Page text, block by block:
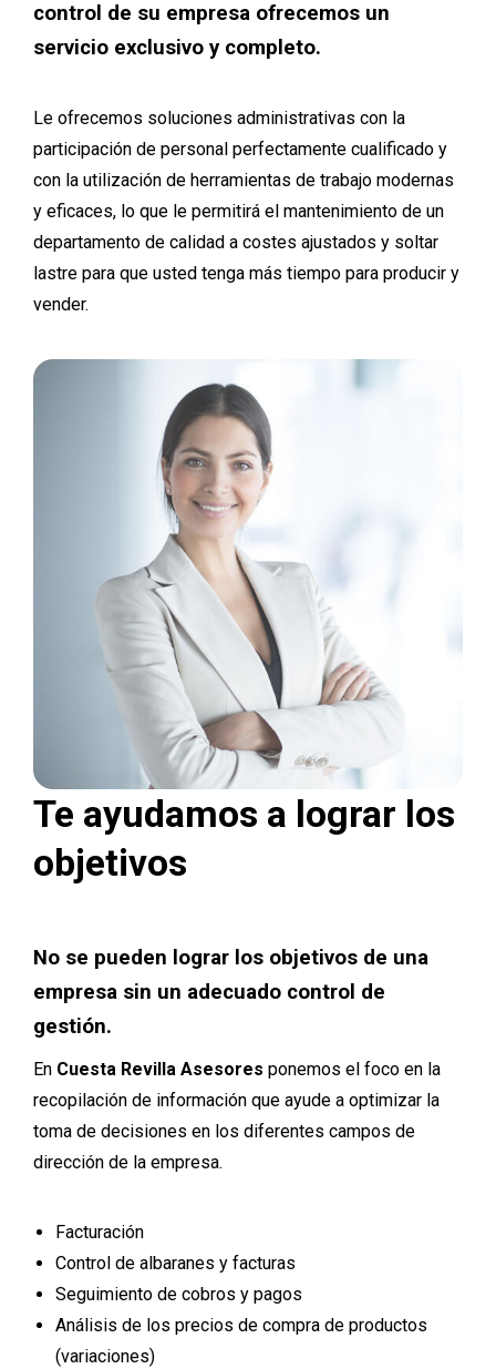
control de su empresa ofrecemos un
servicio exclusivo y completo.
Le ofrecemos soluciones administrativas con la
participación de personal perfectamente cualificado y
con la utilización de herramientas de trabajo modernas
y eficaces, lo que le permitirá el mantenimiento de un
departamento de calidad a costes ajustados y soltar
lastre para que usted tenga más tiempo para producir y
vender.
Te ayudamos a lograr los
objetivos
No se pueden lograr los objetivos de una
empresa sin un adecuado control de
gestión.
En Cuesta Revilla Asesores ponemos el foco en la
recopilación de información que ayude a optimizar la
toma de decisiones en los diferentes campos de
dirección de la empresa.
Facturación
Control de albaranes y facturas
Seguimiento de cobros y pagos
Análisis de los precios de compra de productos
(variaciones)